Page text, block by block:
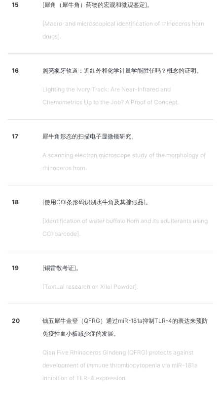
15 [犀角（犀牛角）药物的宏观和微观鉴定]。
[Macro-and microscopical identification of rhinoceros horn
drugs].
16 照亮象牙轨道：近红外和化学计量学能胜任吗？概念的证明。
Lighting the Ivory Track: Are Near-Infrared and
Chemometrics Up to the Job? A Proof of Concept.
17 犀牛角形态的扫描电子显微镜研究。
A scanning electron microscope study of the morphology of
rhinoceros horn.
18 [使用COI条形码识别水牛角及其掺假品]。
[Identification of water buffalo horn and its adulterants using
COI barcode].
19 [锡雷散考证]。
[Textual research on Xilei Powder].
20
钱五犀牛金登（QFRG）通过miR-181a抑制TLR-4的表达来预防
免疫性血小板减少症的发展。
Qian Five Rhinoceros Gindeng (QFRG) protects against
development of immune thrombocytopenia via miR-181a
inhibition of TLR-4 expression.